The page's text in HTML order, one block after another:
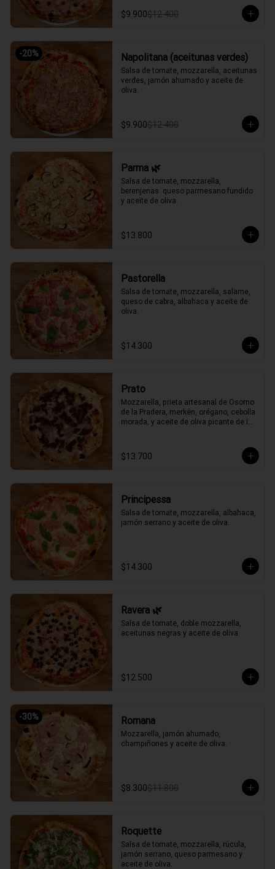
$9.900$12.400
-20% Napolitana (aceitunas verdes)
Salsa de tomate, mozzarella, aceitunas
verdes, jamón ahumado y aceite de
oliva.
$9.900$12.400
Parma 🌿
Salsa de tomate, mozzarella,
berenjenas  queso parmesano fundido
y aceite de oliva.
$13.800
Pastorella
Salsa de tomate, mozzarella, salame,
queso de cabra, albahaca y aceite de
oliva.
$14.300
Prato
Mozzarella, prieta artesanal de Osorno
de la Pradera, merkén, orégano, cebolla
morada, y aceite de oliva picante de la
$13.700
Principessa
Salsa de tomate, mozzarella, albahaca,
jamón serrano y aceite de oliva.
$14.300
Ravera 🌿
Salsa de tomate, doble mozzarella,
aceitunas negras y aceite de oliva.
$12.500
-30% Romana
Mozzarella, jamón ahumado,
champiñones y aceite de oliva.
$8.300$11.800
Roquette
Salsa de tomate, mozzarella, rúcula,
jamón serrano, queso parmesano y
aceite de oliva.